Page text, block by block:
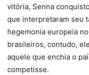
vitória, Senna
que interpretaram seu
hegemonia europeia
brasileiros, contudo,
aquele que enchia o
competisse.